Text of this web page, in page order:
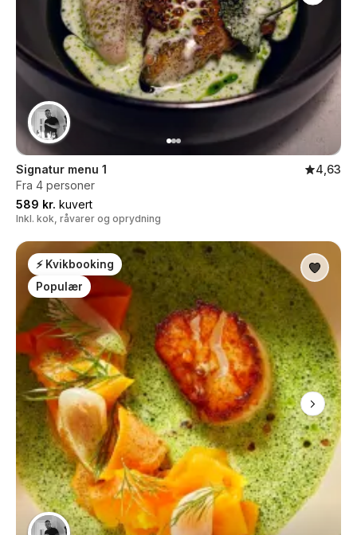
Signatur menu 1
4,63
Fra 4 personer
589 kr. kuvert
Inkl. kok, råvarer og oprydning
⚡ Kvikbooking
Populær